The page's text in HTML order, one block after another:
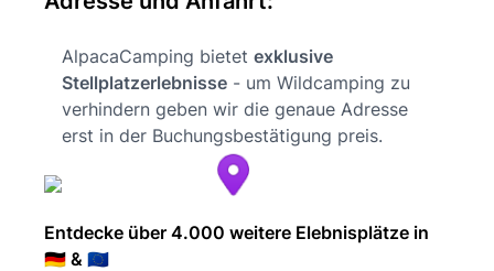
AlpacaCamping bietet exklusive
Stellplatzerlebnisse - um Wildcamping zu
verhindern geben wir die genaue Adresse
erst in der Buchungsbestätigung preis.
Entdecke über 4.000 weitere Elebnisplätze in
🇩🇪 & 🇪🇺